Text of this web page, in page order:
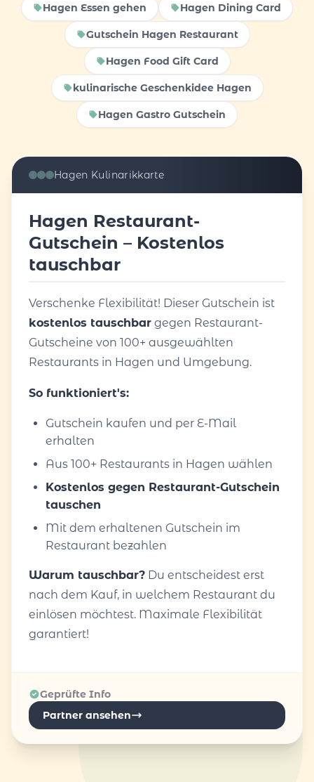
Hagen Essen gehen Hagen Dining Card
Gutschein Hagen Restaurant
Hagen Food Gift Card
kulinarische Geschenkidee Hagen
Hagen Gastro Gutschein
Hagen Kulinarikkarte
Hagen Restaurant-
Gutschein – Kostenlos
tauschbar
Verschenke Flexibilität! Dieser Gutschein ist
kostenlos tauschbar gegen Restaurant-
Gutscheine von 100+ ausgewählten
Restaurants in Hagen und Umgebung.
So funktioniert's:
Gutschein kaufen und per E-Mail
erhalten
Aus 100+ Restaurants in Hagen wählen
Kostenlos gegen Restaurant-Gutschein
tauschen
Mit dem erhaltenen Gutschein im
Restaurant bezahlen
Warum tauschbar? Du entscheidest erst
nach dem Kauf, in welchem Restaurant du
einlösen möchtest. Maximale Flexibilität
garantiert!
Geprüfte Info
Partner ansehen